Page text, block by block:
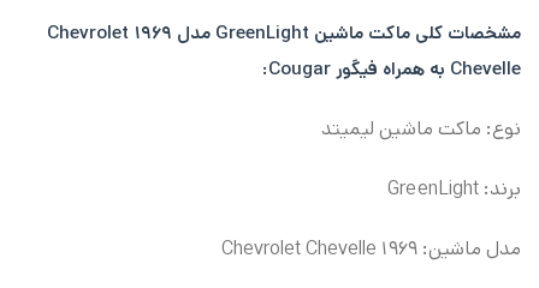
مشخصات کلی
ماکت ماشین GreenLight مدل ۱۹۶۹ Chevrolet
Chevelle به همراه فیگور Cougar:
نوع: ماکت ماشین لیمیتد
برند: GreenLight
مدل ماشین: ۱۹۶۹ Chevrolet Chevelle